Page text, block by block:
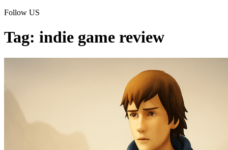
Follow US
Tag: indie game review